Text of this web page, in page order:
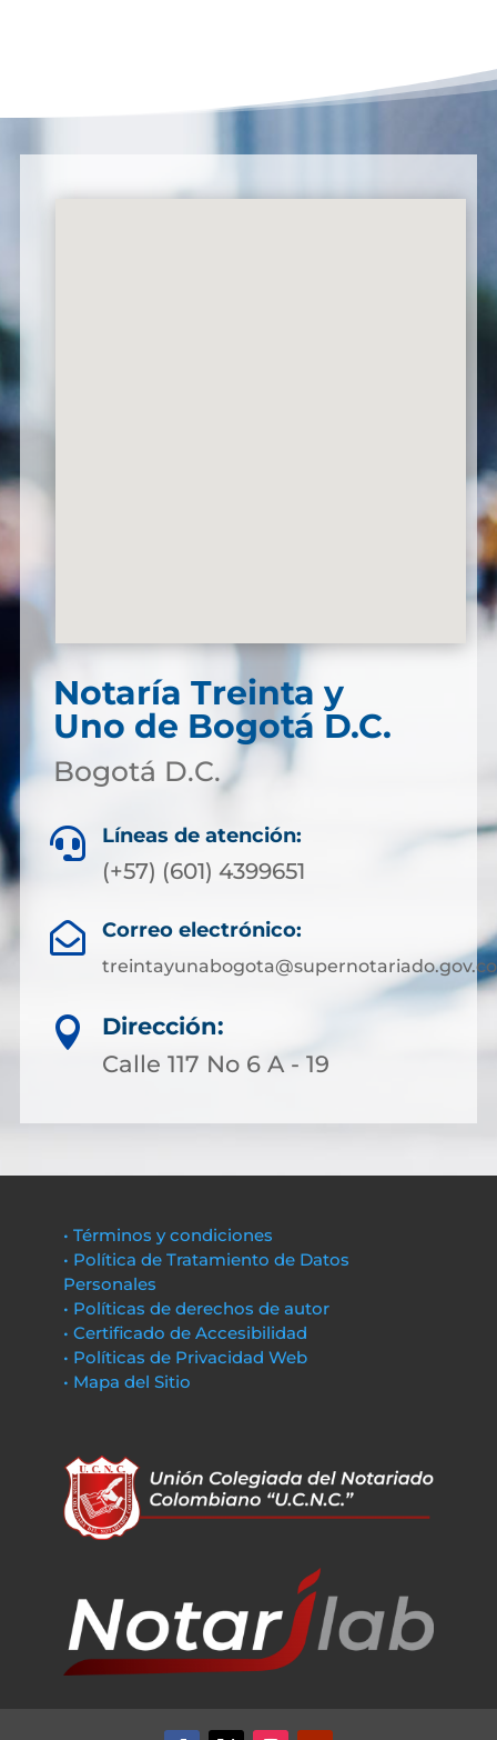
Notaría Treinta y
Uno de Bogotá D.C.
Bogotá D.C.
 Líneas de atención:
(+57) (601) 4399651
 Correo electrónico:
treintayunabogota@supernotariado.gov.co

Dirección:
Calle 117 No 6 A - 19
• Términos y condiciones
• Política de Tratamiento de Datos
Personales
• Políticas de derechos de autor
• Certificado de Accesibilidad
• Políticas de Privacidad Web
• Mapa del Sitio